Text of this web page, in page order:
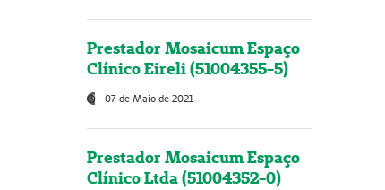
Prestador Mosaicum Espaço
Clínico Eireli (51004355-5)
07 de Maio de 2021
Prestador Mosaicum Espaço
Clínico Ltda (51004352-0)